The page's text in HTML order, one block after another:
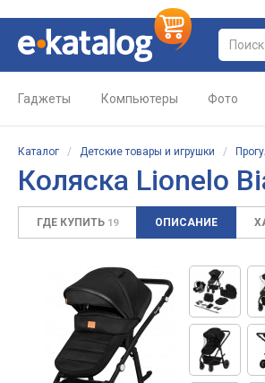
Гаджеты Компьютеры Фото
Каталог / Детские товары и игрушки /
Коляска Lionelo
ГДЕ КУПИТЬ 19 ОПИСАНИЕ